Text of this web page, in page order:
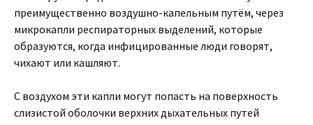
преимущественно воздушно-капельным путём, через
микрокапли респираторных выделений, которые
образуются, когда инфицированные люди говорят,
чихают или кашляют.
С воздухом эти капли могут попасть на поверхность
слизистой оболочки верхних дыхательных путей